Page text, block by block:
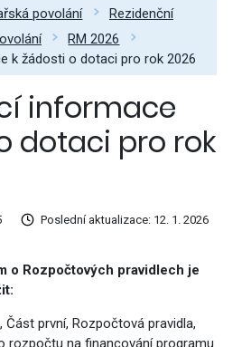
povolání
Rezidenční
RM 2026
k žádosti o dotaci pro rok 2026
informace
dotaci pro rok
Poslední aktualizace: 12. 1. 2026
o Rozpočtových pravidlech je
Část první, Rozpočtová pravidla,
rozpočtu na financování programu